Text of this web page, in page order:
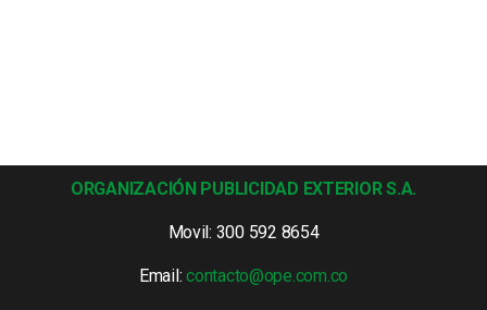
ORGANIZACIÓN PUBLICIDAD EXTERIOR S.A.
Movil: 300 592 8654
Email:contacto@ope.com.co